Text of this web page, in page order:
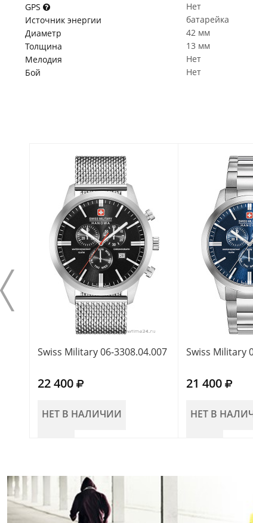
GPS
Нет
Источник энергии
батарейка
Диаметр
42 мм
Толщина
13 мм
Мелодия
Нет
Бой
Нет
Swiss Military 06-3308.04.007
22 400
НЕТ В НАЛИЧИИ
Swiss Military
21 400
НЕТ В